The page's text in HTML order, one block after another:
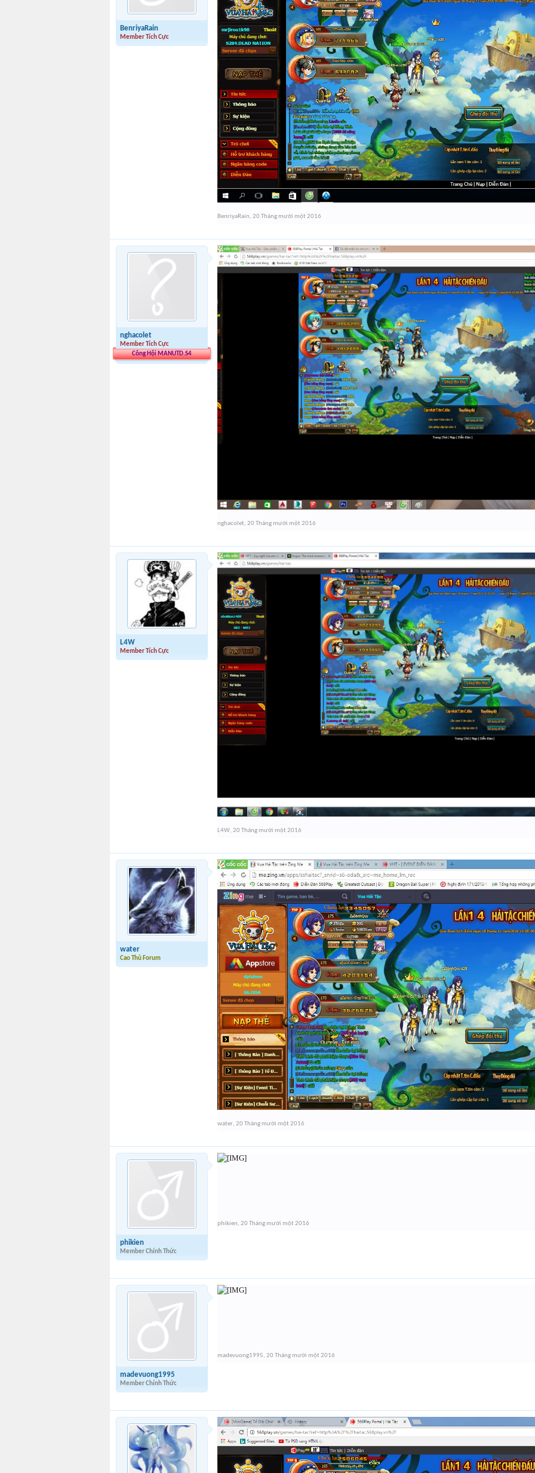
BenriyaRain
Member Tích Cực
BenriyaRain, 20 Tháng mười một 2016
nghacolet
Member Tích Cực
Công Hội MANUTD.S4
nghacolet, 20 Tháng mười một 2016
L4W
Member Tích Cực
L4W, 20 Tháng mười một 2016
water
Cao Thủ Forum
water, 20 Tháng mười một 2016
phikien
Member Chính Thức
phikien, 20 Tháng mười một 2016
madevuong1995
Member Chính Thức
madevuong1995, 20 Tháng mười một 2016